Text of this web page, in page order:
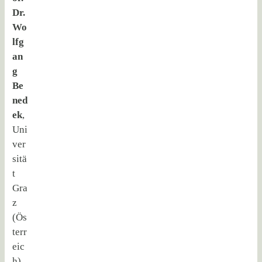
Dr.
Wo
lfg
an
g
Be
ned
ek,
Uni
ver
sitä
t
Gra
z
(Ös
terr
eic